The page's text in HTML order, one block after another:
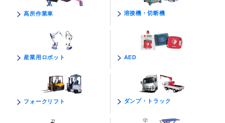
高所作業車 溶接機・切断機
産業用ロボット AED
フォークリフト ダンプ・トラック